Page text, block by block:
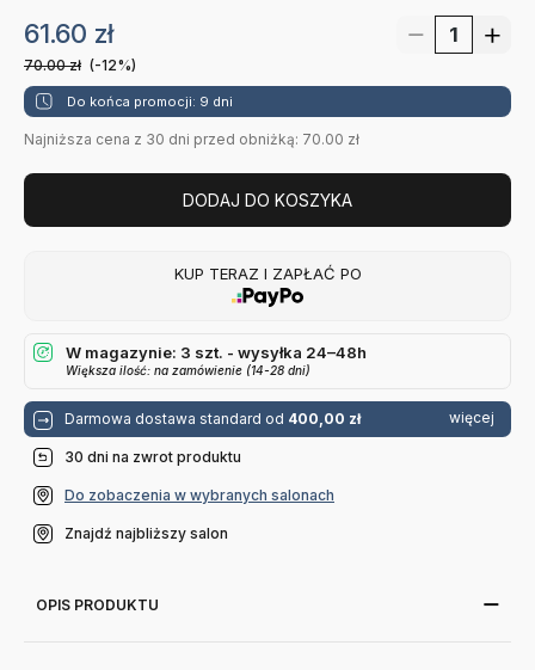
61.60 zł
70.00zł (-12%)
Do końca promocji: 9 dni
Najniższa cena z 30 dni przed obniżką: 70.00 zł
DODAJ DO KOSZYKA
KUP TERAZ I ZAPŁAĆ PO
W magazynie: 3 szt. - wysyłka 24–48h
Większa ilość: na zamówienie (14-28 dni)
Darmowa dostawa standard od 400,00 zł więcej
30 dni na zwrot produktu
Do zobaczenia w wybranych salonach
Znajdź najbliższy salon
OPIS PRODUKTU